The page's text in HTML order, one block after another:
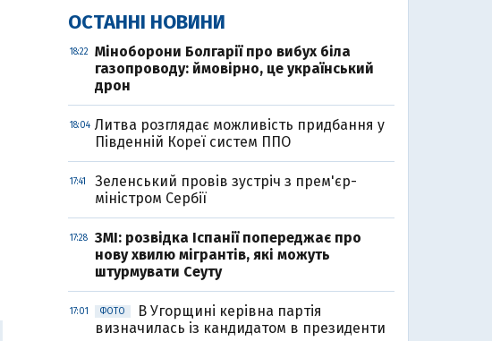
ОСТАННІ НОВИНИ
18:22
Міноборони Болгарії про вибух біла
газопроводу: ймовірно, це український
дрон
18:04 Литва розглядає можливість придбання у
Південній Кореї систем ППО
17:41
Зеленський провів зустріч з прем'єр-
міністром Сербії
17:28
ЗМІ: розвідка Іспанії попереджає про
нову хвилю мігрантів, які можуть
штурмувати Сеуту
17:01 ФОТО
В Угорщині керівна партія
визначилась із кандидатом в президенти